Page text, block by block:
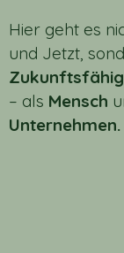
Hier geht es
und Jetzt,
– als Mensch
Unternehmen.